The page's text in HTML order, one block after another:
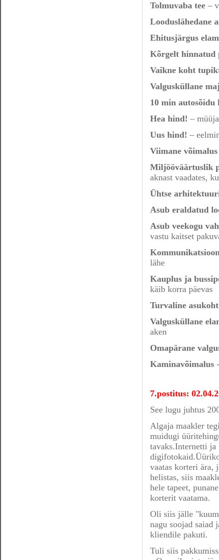
Tolmuvaba tee–
Looduslähedane
Ehitusjärgus
Kõrgelt hinnatud
Vaikne koht
Valgusküllane
10 min autosõidu
Hea hind! –
Uus hind! –
Viimane
Miljööväärtuslik
aknast vaadates,
Ühtse
Asub eraldatud
Asub veekogu
vastu kaitset
lähe
Kauplus ja
käib korra päevas
Turvaline asukoht
Valgusküllane
aken
Omapärane
Kaminavõimalus-
7.postitus:
See lugu juhtus
Algaja maakler
muidugi
tavaks.Internetti
vaatas korteri ära,
helistas, siis
hele tapeet,
korterit vaatama.
Oli siis jälle
nagu soojad saiad
kliendile pakuti.
Tuli siis